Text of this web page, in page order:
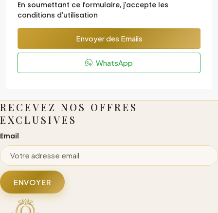
En soumettant ce formulaire, j'accepte les
conditions d'utilisation
Envoyer des Emails
WhatsApp
RECEVEZ NOS OFFRES
EXCLUSIVES
Email
ENVOYER